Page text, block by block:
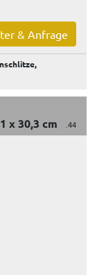
& Anfrage
x 30,3 cm .44